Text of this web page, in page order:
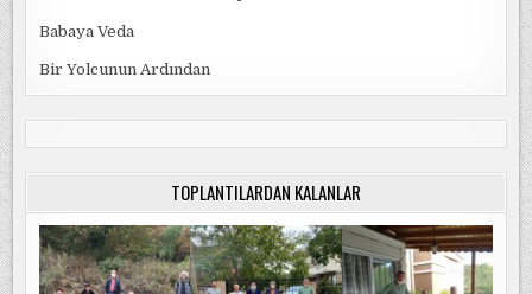
Babaya Veda
Bir Yolcunun Ardından
TOPLANTILARDAN KALANLAR